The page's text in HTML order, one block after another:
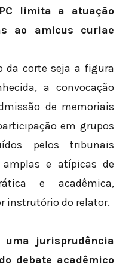
limita a atuação
ao amicus curiae
da corte seja a figura
a convocação
de memoriais
em grupos
pelos tribunais
amplas e atípicas de
e acadêmica,
instrutório do relator.
uma jurisprudência
debate acadêmico